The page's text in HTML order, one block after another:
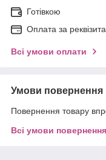
Готівкою
Оплата за
Всі умови оплати
Умови повернення
Повернення товару
Всі умови повернення